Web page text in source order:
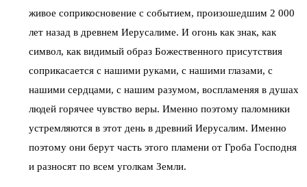
живое соприкосновение с событием, произошедшим 2 000
лет назад в древнем Иерусалиме. И огонь как знак, как
символ, как видимый образ Божественного присутствия
соприкасается с нашими руками, с нашими глазами, с
нашими сердцами, с нашим разумом, воспламеняя в душах
людей горячее чувство веры. Именно поэтому паломники
устремляются в этот день в древний Иерусалим. Именно
поэтому они берут часть этого пламени от Гроба Господня
и разносят по всем уголкам Земли.